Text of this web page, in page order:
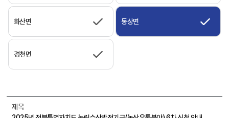
화산면 동상면
경천면
제목